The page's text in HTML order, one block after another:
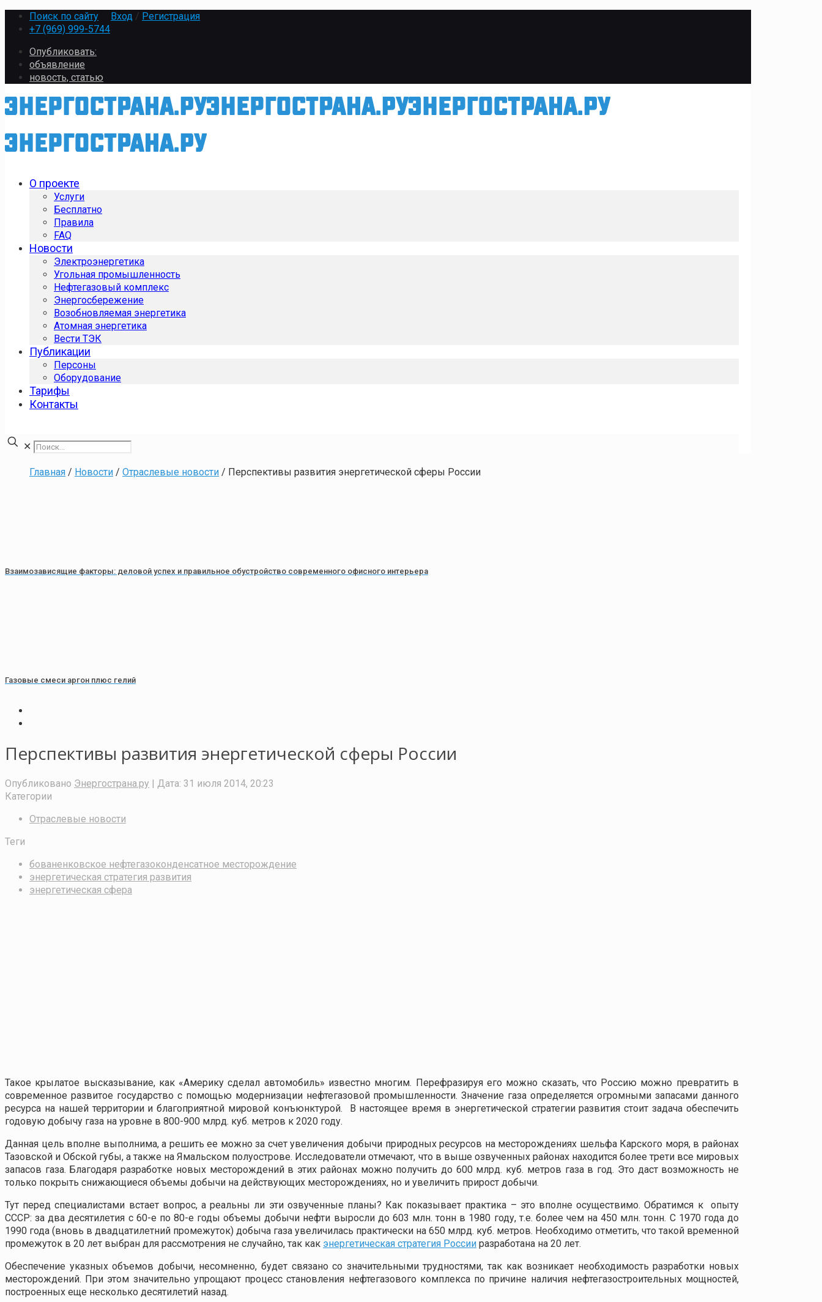
Поиск по сайту Вход / Регистрация
+7 (969) 999-5744
Опубликовать:
объявление
новость, статью
О проекте
Услуги
Бесплатно
Правила
FAQ
Новости
Электроэнергетика
Угольная промышленность
Нефтегазовый комплекс
Энергосбережение
Возобновляемая энергетика
Атомная энергетика
Вести ТЭК
Публикации
Персоны
Оборудование
Тарифы
Контакты
✕
Главная / Новости / Отраслевые новости / Перспективы развития энергетической сферы России
Взаимозависящие факторы: деловой успех и правильное обустройство современного офисного интерьера
Газовые смеси аргон плюс гелий
Перспективы развития энергетической сферы России
Опубликовано Энергострана.ру | Дата: 31 июля 2014, 20:23
Категории
Отраслевые новости
Теги
бованенковское нефтегазоконденсатное месторождение
энергетическая стратегия развития
энергетическая сфера
Такое крылатое высказывание, как «Америку сделал автомобиль» известно многим. Перефразируя его можно сказать, что Россию можно превратить в
современное развитое государство с помощью модернизации нефтегазовой промышленности. Значение газа определяется огромными запасами данного
ресурса на нашей территории и благоприятной мировой конъюнктурой. В настоящее время в энергетической стратегии развития стоит задача обеспечить
годовую добычу газа на уровне в 800-900 млрд. куб. метров к 2020 году.
Данная цель вполне выполнима, а решить ее можно за счет увеличения добычи природных ресурсов на месторождениях шельфа Карского моря, в районах
Тазовской и Обской губы, а также на Ямальском полуострове. Исследователи отмечают, что в выше озвученных районах находится более трети все мировых
запасов газа. Благодаря разработке новых месторождений в этих районах можно получить до 600 млрд. куб. метров газа в год. Это даст возможность не
только покрыть снижающиеся объемы добычи на действующих месторождениях, но и увеличить прирост добычи.
Тут перед специалистами встает вопрос, а реальны ли эти озвученные планы? Как показывает практика – это вполне осуществимо. Обратимся к опыту
СССР: за два десятилетия с 60-е по 80-е годы объемы добычи нефти выросли до 603 млн. тонн в 1980 году, т.е. более чем на 450 млн. тонн. С 1970 года до
1990 года (вновь в двадцатилетний промежуток) добыча газа увеличилась практически на 650 млрд. куб. метров. Необходимо отметить, что такой временной
промежуток в 20 лет выбран для рассмотрения не случайно, так как энергетическая стратегия России разработана на 20 лет.
Обеспечение указных объемов добычи, несомненно, будет связано со значительными трудностями, так как возникает необходимость разработки новых
месторождений. При этом значительно упрощают процесс становления нефтегазового комплекса по причине наличия нефтегазостроительных мощностей,
построенных еще несколько десятилетий назад.